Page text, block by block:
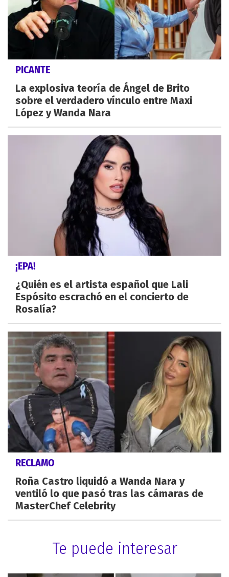
PICANTE
La explosiva teoría de Ángel de Brito
sobre el verdadero vínculo entre Maxi
López y Wanda Nara
¡EPA!
¿Quién es el artista español que Lali
Espósito escrachó en el concierto de
Rosalía?
RECLAMO
Roña Castro liquidó a Wanda Nara y
ventiló lo que pasó tras las cámaras de
MasterChef Celebrity
Te puede interesar